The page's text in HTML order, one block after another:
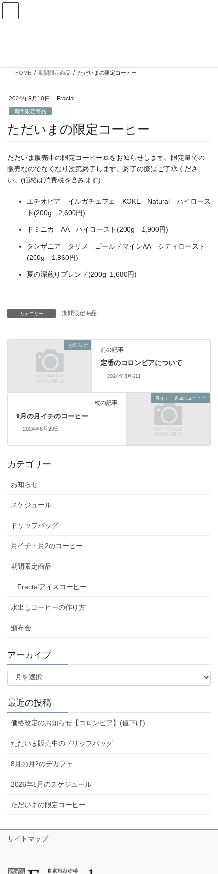
コ
ス
ナ
ン
HOME 期間限定商品 ただいまの限定コーヒー
2024年8月10日 Fractal
期間限定商品
ただいまの限定コーヒー
ただいま販売中の限定コーヒー豆をお知らせします。限定量での
販売なのでなくなり次第終了します。終了の際はご了承くださ
い。(価格は消費税を含みます)
エチオピア イルガチェフェ KOKE Natural ハイロース
ト(200g 2,600円)
ドミニカ AA ハイロースト(200g 1,900円)
タンザニア タリメ ゴールドマインAA シティロースト
(200g 1,860円)
夏の深煎りブレンド(200g 1,680円)
カテゴリー 期間限定商品
お知らせ
前の記事
定番のコロンビアについて
2024年8月6日
月イチ・月2のコーヒー
次の記事
9月の月イチのコーヒー
2024年8月29日
カテゴリー
お知らせ
スケジュール
ドリップバッグ
月イチ・月2のコーヒー
期間限定商品
Fractalアイスコーヒー
水出しコーヒーの作り方
頒布会
アーカイブ
ア
イ
ブ
最近の投稿
価格改定のお知らせ【コロンビア】(値下げ)
ただいま販売中のドリップバッグ
8月の月2のデカフェ
2026年8月のスケジュール
ただいまの限定コーヒー
サイトマップ